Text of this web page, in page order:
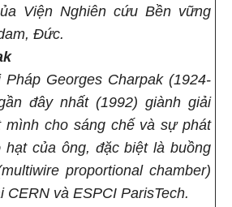
Viện Nghiên cứu Bền vững
Đức.
Georges Charpak (1924-
đây nhất (1992) giành giải
mình cho sáng chế và sự phát
hạt của ông, đặc biệt là buồng
proportional chamber)
CERN và ESPCI ParisTech.